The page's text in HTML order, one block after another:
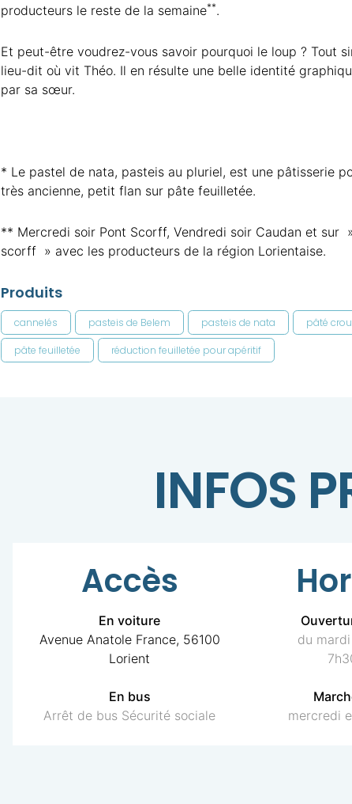
producteurs le reste de la semaine**.
Et peut-être voudrez-vous savoir pourquoi le loup ? Tout
lieu-dit où vit Théo. Il en résulte une belle identité
par sa sœur.
* Le pastel de nata, pasteis au pluriel, est une pâtisserie
très ancienne, petit flan sur pâte feuilletée.
** Mercredi soir Pont Scorff, Vendredi soir Caudan et sur
scorff » avec les producteurs de la région Lorientaise.
Produits
cannelés pasteis de Belem pasteis de nata pâté
pâte feuilletée réduction feuilletée pour apéritif
INFOS
Accès
En voiture
Avenue Anatole France, 56100
Lorient
En bus
Arrêt de bus Sécurité sociale
du
mercredi